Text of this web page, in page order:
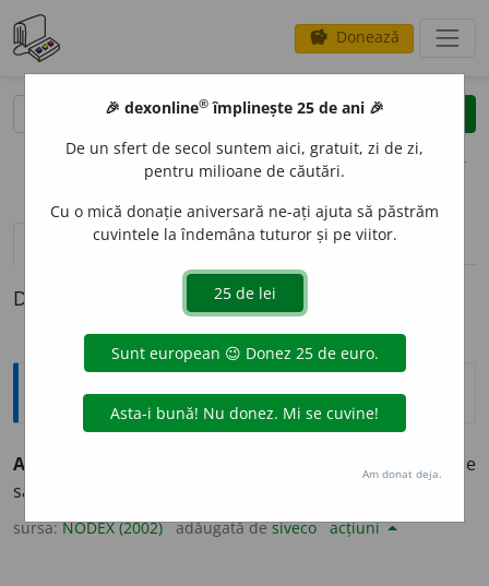
savings Donează
clear
opțiuni
definiții (1) pronunțievolume_up (3)
Definiția cu ID-ul 333222:
Explicative DEX
A EGALIZ
A face
să fie egal. /<fr.
sursa:NODEX (2002) adăugată desiveco acțiuni
🎉 dexonline® împlinește 25 de ani 🎉
De un sfert de secol suntem aici, gratuit, zi de zi,
pentru milioane de căutări.
Cu o mică donație aniversară ne-ați ajuta să păstrăm
cuvintele la îndemâna tuturor și pe viitor.
Am donat deja.